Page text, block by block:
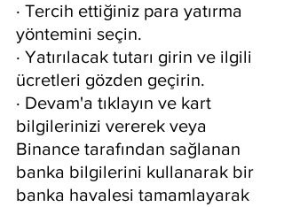
· Tercih ettiğiniz para yatırma
yöntemini seçin.
· Yatırılacak tutarı girin ve ilgili
ücretleri gözden geçirin.
· Devam'a tıklayın ve kart
bilgilerinizi vererek veya
Binance tarafından sağlanan
banka bilgilerini kullanarak bir
banka havalesi tamamlayarak